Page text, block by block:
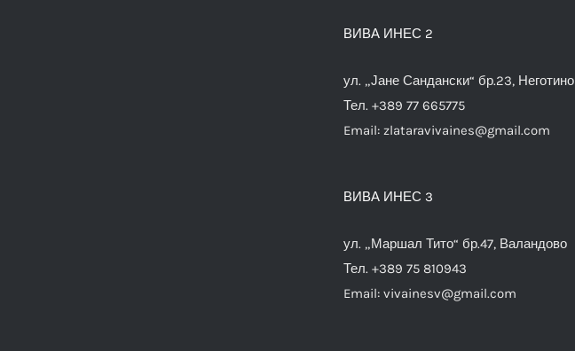
ВИВА ИНЕС 2
ул. „Јане Сандански“ бр.23, Неготино
Тел. +389 77 665775
Email: zlataravivaines@gmail.com
ВИВА ИНЕС 3
ул. „Маршал Тито“ бр.47, Валандово
Тел. +389 75 810943
Email: vivainesv@gmail.com